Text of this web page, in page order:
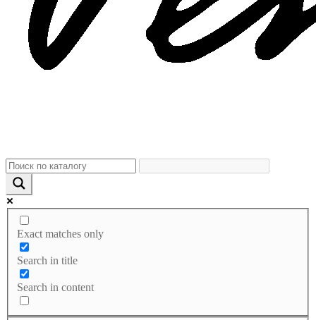
Exact matches only
Search in title
Search in content